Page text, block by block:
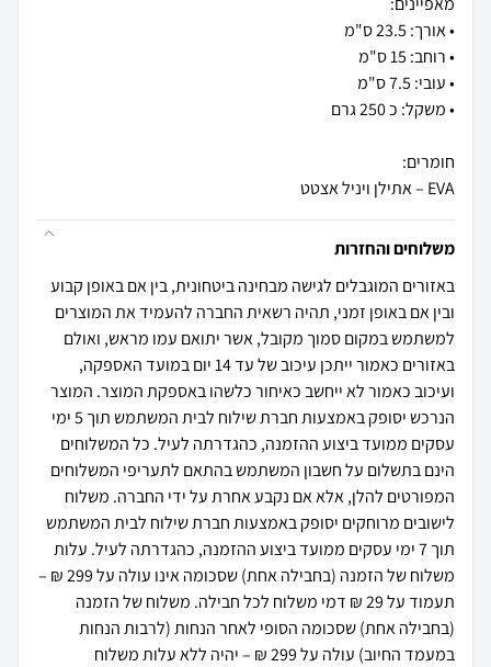
EVA – אתילן ויניל אצטט
משלוחים והחזרות
באזורים המוגבלים לגישה מבחינה ביטחונית, בין אם באופן קבוע
ובין אם באופן זמני, תהיה רשאית החברה להעמיד את המוצרים
למשתמש במקום סמוך מקובל, אשר יתואם עמו מראש, ואולם
באזורים כאמור ייתכן עיכוב של עד 14 יום במועד האספקה,
ועיכוב כאמור לא ייחשב כאיחור כלשהו באספקת המוצר. המוצר
הנרכש יסופק באמצעות חברת שילוח לבית המשתמש תוך 5 ימי
עסקים ממועד ביצוע ההזמנה, כהגדרתה לעיל. כל המשלוחים
הינם בתשלום על חשבון המשתמש בהתאם לתעריפי המשלוחים
המפורטים להלן, אלא אם נקבע אחרת על ידי החברה. משלוח
לישובים מרוחקים יסופק באמצעות חברת שילוח לבית המשתמש
תוך 7 ימי עסקים ממועד ביצוע ההזמנה, כהגדרתה לעיל. עלות
משלוח של הזמנה (בחבילה אחת) שסכומה אינו עולה על 299 ₪ –
תעמוד על 29 ₪ דמי משלוח לכל חבילה. משלוח של הזמנה
(בחבילה אחת) שסכומה הסופי לאחר הנחות (לרבות הנחות
במעמד החיוב) עולה על 299 ₪ – יהיה ללא עלות משלוח